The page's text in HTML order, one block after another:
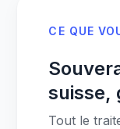
CE QUE
suisse,
Tout le